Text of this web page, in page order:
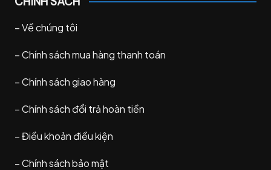
–Về chúng tôi
–Chính sách mua hàng thanh toán
–Chính sách giao hàng
–Chính sách đổi trả hoàn tiền
–Điều khoản điều kiện
–Chính sách bảo mật